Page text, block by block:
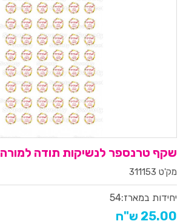
שקף טרנספר לנשיקות תודה למורה153
מק'ט 311153
יחידות במארז:54
25.00 ש"ח